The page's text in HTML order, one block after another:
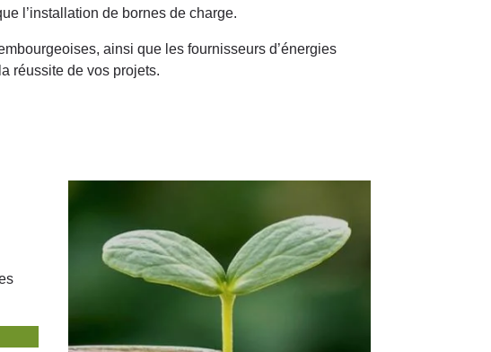
l’installation de bornes de charge.
ainsi que les fournisseurs d’énergies
réussite de vos projets.